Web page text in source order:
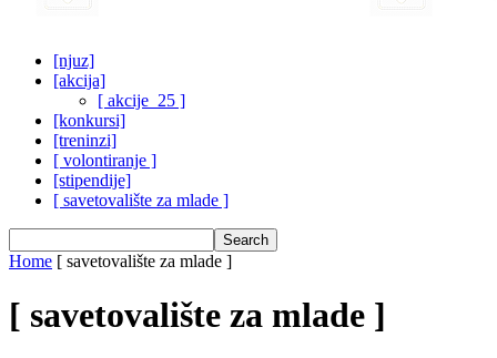
[njuz]
[akcija]
[ akcije_25 ]
[konkursi]
[treninzi]
[ volontiranje ]
[stipendije]
[ savetovalište za mlade ]
Home [ savetovalište za mlade ]
[ savetovalište za mlade ]